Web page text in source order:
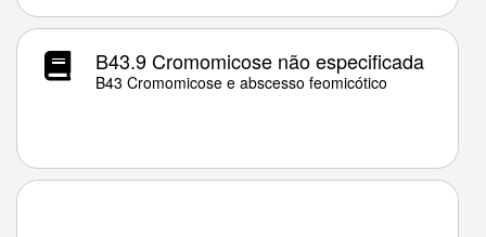
B43.9 Cromomicose não especificada
B43 Cromomicose e abscesso feomicótico